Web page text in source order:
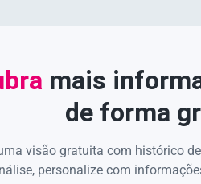
mais
de forma
visão gratuita com histórico
personalize com